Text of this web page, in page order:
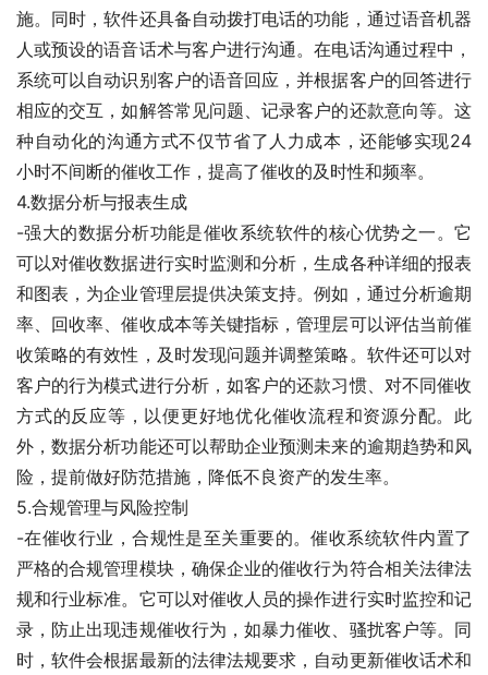
施。同时，软件还具备自动拨打电话的功能，通过语音机器
人或预设的语音话术与客户进行沟通。在电话沟通过程中，
系统可以自动识别客户的语音回应，并根据客户的回答进行
相应的交互，如解答常见问题、记录客户的还款意向等。这
种自动化的沟通方式不仅节省了人力成本，还能够实现24
小时不间断的催收工作，提高了催收的及时性和频率。
4.数据分析与报表生成
-强大的数据分析功能是催收系统软件的核心优势之一。它
可以对催收数据进行实时监测和分析，生成各种详细的报表
和图表，为企业管理层提供决策支持。例如，通过分析逾期
率、回收率、催收成本等关键指标，管理层可以评估当前催
收策略的有效性，及时发现问题并调整策略。软件还可以对
客户的行为模式进行分析，如客户的还款习惯、对不同催收
方式的反应等，以便更好地优化催收流程和资源分配。此
外，数据分析功能还可以帮助企业预测未来的逾期趋势和风
险，提前做好防范措施，降低不良资产的发生率。
5.合规管理与风险控制
-在催收行业，合规性是至关重要的。催收系统软件内置了
严格的合规管理模块，确保企业的催收行为符合相关法律法
规和行业标准。它可以对催收人员的操作进行实时监控和记
录，防止出现违规催收行为，如暴力催收、骚扰客户等。同
时，软件会根据最新的法律法规要求，自动更新催收话术和